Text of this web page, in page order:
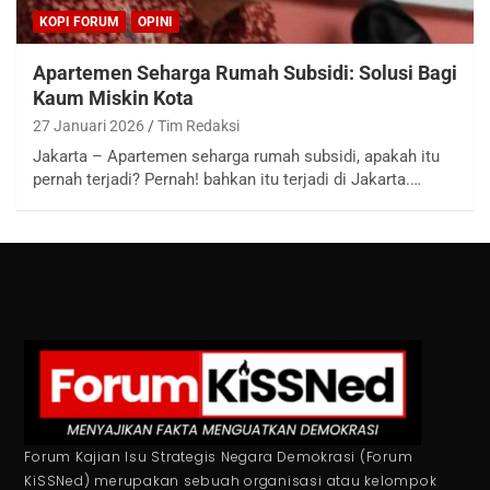
KOPI FORUM OPINI
Apartemen Seharga Rumah Subsidi: Solusi Bagi
Kaum Miskin Kota
27 Januari 2026 Tim Redaksi
Jakarta – Apartemen seharga rumah subsidi, apakah itu
pernah terjadi? Pernah! bahkan itu terjadi di Jakarta.…
Forum Kajian Isu Strategis Negara Demokrasi (Forum
KiSSNed) merupakan sebuah organisasi atau kelompok